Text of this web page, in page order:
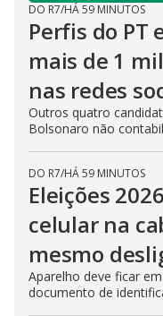
DO R7/HÁ 59 MINUTOS
Perfis do PT
mais de 1
nas redes
Outros quatro
Bolsonaro não
DO R7/HÁ 59 MINUTOS
Eleições
celular na
mesmo
Aparelho deve ficar
documento de